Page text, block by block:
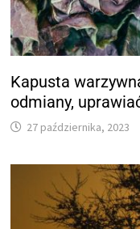
Kapusta
odmiany,
27 października, 2023